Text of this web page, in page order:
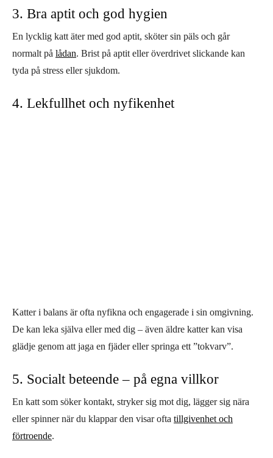
3. Bra aptit och god hygien
En lycklig katt äter med god aptit, sköter sin päls och går
normalt på lådan. Brist på aptit eller överdrivet slickande kan
tyda på stress eller sjukdom.
4. Lekfullhet och nyfikenhet
Katter i balans är ofta nyfikna och engagerade i sin omgivning.
De kan leka själva eller med dig – även äldre katter kan visa
glädje genom att jaga en fjäder eller springa ett ”tokvarv”.
5. Socialt beteende – på egna villkor
En katt som söker kontakt, stryker sig mot dig, lägger sig nära
eller spinner när du klappar den visar ofta tillgivenhet och
förtroende.